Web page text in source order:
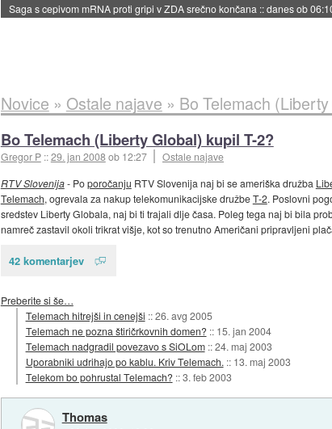
danes ob 06:09
Novice » Ostale najave » Bo Telemach
Bo Telemach (Liberty Global) kupil T-2?
Gregor P ::29. jan 2008ob 12:27
Ostale najave
RTV Slovenija- Poporočanju RTV Slovenija naj bi se ameriška družba
Telemach, ogrevala za nakup telekomunikacijske družbeT-2. Poslovni
sredstev Liberty Globala, naj bi ti trajali dlje časa. Poleg tega naj bi bila
namreč zastavil okoli trikrat višje, kot so trenutno Američani pripravljeni
42 komentarjev
Preberite si še…
Telemach hitrejši in cenejši ::26. avg 2005
Telemach ne pozna štiričrkovnih domen? :: 15. jan 2004
Telemach nadgradil povezavo s SiOLom ::24. maj 2003
Uporabniki udrihajo po kablu. Kriv Telemach. :: 13. maj 2003
Telekom bo pohrustal Telemach? ::3. feb 2003
Thomas